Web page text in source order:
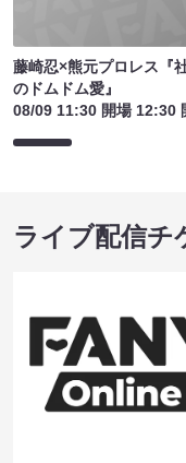
藤崎忍×熊元プロレス『
のドムドム愛』
08/09 11:30 開場 12:30
ライブ配信チ